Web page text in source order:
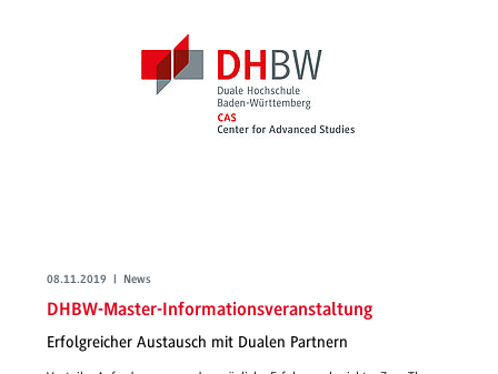
08.11.2019 | News
DHBW-Master-Informationsveranstaltung
Erfolgreicher Austausch mit Dualen Partnern